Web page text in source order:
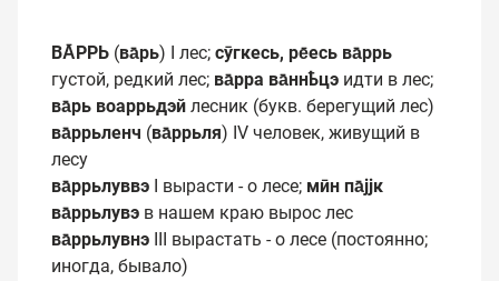
ВА̄РРЬ (ва̄рь) I лес; сӯгкесь, ре̄есь ва̄ррь
густой, редкий лес; ва̄рра ва̄ннҍцэ идти в лес;
ва̄рь воаррьдэй лесник (букв. берегущий лес)
ва̄ррьленч (ва̄ррьля) IV человек, живущий в
лесу
ва̄ррьлуввэ I вырасти - о лесе; мӣн па̄јјк
ва̄ррьлувэ в нашем краю вырос лес
ва̄ррьлувнэ III вырастать - о лесе (постоянно;
иногда, бывало)